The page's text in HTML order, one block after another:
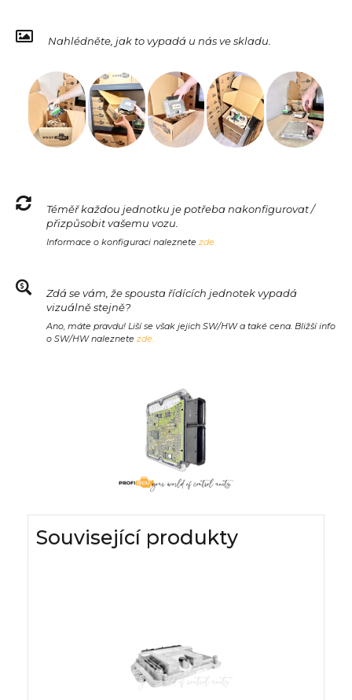
Nahlédněte, jak to vypadá u nás ve skladu.
Téměř každou jednotku je potřeba nakonfigurovat /
přizpůsobit vašemu vozu.
Informace o konfiguraci naleznete zde.
Zdá se vám, že spousta řídících jednotek vypadá
vizuálně stejně?
Ano, máte pravdu! Liší se však jejich SW/HW a také cena. Bližší info
o SW/HW naleznete zde.
Související produkty